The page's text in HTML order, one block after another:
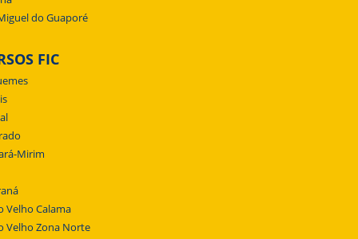
do Guaporé
FIC
Mirim
Velho Calama
Velho Zona Norte